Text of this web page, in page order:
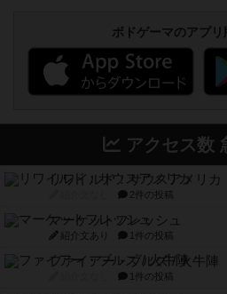
ボドゲーマのアプリ
アクセス数
リワイルド：サウスアメリカ
2件の投稿
マーケットフレッシュ
紹介文あり 1件の投稿
ファイアー・ブルズ / 火牛陣
1件の投稿